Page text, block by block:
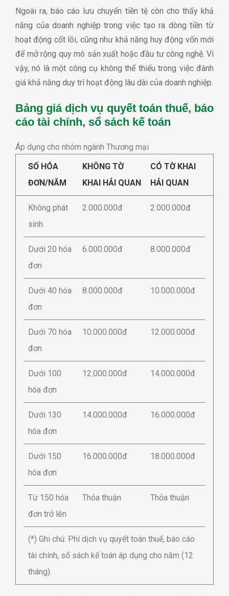
Ngoài ra, báo cáo lưu chuyển tiền tệ còn cho thấy khả
năng của doanh nghiệp trong việc tạo ra dòng tiền từ
hoạt động cốt lõi, cũng như khả năng huy động vốn mới
để mở rộng quy mô sản xuất hoặc đầu tư công nghệ. Vì
vậy, nó là một công cụ không thể thiếu trong việc đánh
giá khả năng duy trì hoạt động lâu dài của doanh nghiệp.
Bảng giá dịch vụ quyết toán thuế, báo
cáo tài chính, sổ sách kế toán
Áp dụng cho nhóm ngành Thương mại
SỐ HÓA
ĐƠN/NĂM
KHÔNG TỜ
KHAI HẢI QUAN
CÓ TỜ KHAI
HẢI QUAN
Không phát
sinh
2.000.000đ 2.000.000đ
Dưới 20 hóa
đơn
6.000.000đ 8.000.000đ
Dưới 40 hóa
đơn
8.000.000đ 10.000.000đ
Dưới 70 hóa
đơn
10.000.000đ 12.000.000đ
Dưới 100
hóa đơn
12.000.000đ 14.000.000đ
Dưới 130
hóa đơn
14.000.000đ 16.000.000đ
Dưới 150
hóa đơn
16.000.000đ 18.000.000đ
Từ 150 hóa
đơn trở lên
Thỏa thuận Thỏa thuận
(*) Ghi chú: Phí dịch vụ quyết toán thuế, báo cáo
tài chính, sổ sách kế toán áp dụng cho năm (12
tháng).